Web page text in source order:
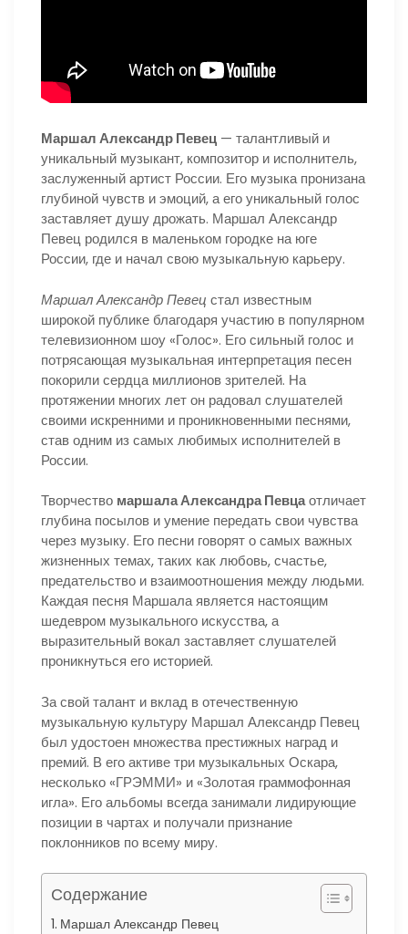
Маршал Александр Певец — талантливый и
уникальный музыкант, композитор и исполнитель,
заслуженный артист России. Его музыка пронизана
глубиной чувств и эмоций, а его уникальный голос
заставляет душу дрожать. Маршал Александр
Певец родился в маленьком городке на юге
России, где и начал свою музыкальную карьеру.
Маршал Александр Певец стал известным
широкой публике благодаря участию в популярном
телевизионном шоу «Голос». Его сильный голос и
потрясающая музыкальная интерпретация песен
покорили сердца миллионов зрителей. На
протяжении многих лет он радовал слушателей
своими искренними и проникновенными песнями,
став одним из самых любимых исполнителей в
России.
Творчество маршала Александра Певцаотличает
глубина посылов и умение передать свои чувства
через музыку. Его песни говорят о самых важных
жизненных темах, таких как любовь, счастье,
предательство и взаимоотношения между людьми.
Каждая песня Маршала является настоящим
шедевром музыкального искусства, а
выразительный вокал заставляет слушателей
проникнуться его историей.
За свой талант и вклад в отечественную
музыкальную культуру Маршал Александр Певец
был удостоен множества престижных наград и
премий. В его активе три музыкальных Оскара,
несколько «ГРЭММИ» и «Золотая граммофонная
игла». Его альбомы всегда занимали лидирующие
позиции в чартах и получали признание
поклонников по всему миру.
Содержание
Маршал Александр Певец